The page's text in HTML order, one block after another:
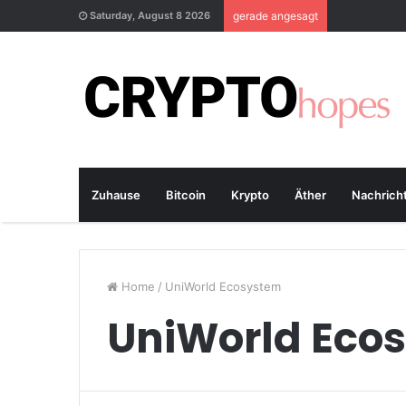
Saturday, August 8 2026 gerade angesagt
Zuhause Bitcoin Krypto Äther
Home / UniWorld Ecosystem
UniWorld